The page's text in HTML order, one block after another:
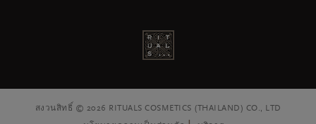
สงวนสิทธิ์ © 2026 RITUALS COSMETICS (THAILAND) CO., LTD